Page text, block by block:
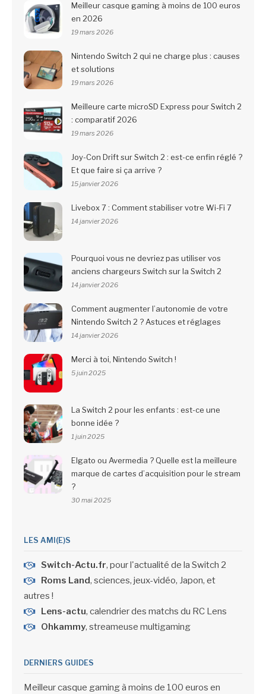
Meilleur casque gaming à moins de 100 euros
en 2026
19 mars 2026
Nintendo Switch 2 qui ne charge plus : causes
et solutions
19 mars 2026
Meilleure carte microSD Express pour Switch 2
: comparatif 2026
19 mars 2026
Joy-Con Drift sur Switch 2 : est-ce enfin réglé ?
Et que faire si ça arrive ?
15 janvier 2026
Livebox 7 : Comment stabiliser votre Wi-Fi 7
14 janvier 2026
Pourquoi vous ne devriez pas utiliser vos
anciens chargeurs Switch sur la Switch 2
14 janvier 2026
Comment augmenter l’autonomie de votre
Nintendo Switch 2 ? Astuces et réglages
14 janvier 2026
Merci à toi, Nintendo Switch !
5 juin 2025
La Switch 2 pour les enfants : est-ce une
bonne idée ?
1 juin 2025
Elgato ou Avermedia ? Quelle est la meilleure
marque de cartes d’acquisition pour le stream
?
30 mai 2025
LES AMI(E)S
Switch-Actu.fr, pour l'actualité de la Switch 2
Roms Land, sciences, jeux-vidéo, Japon, et
autres !
Lens-actu, calendrier des matchs du RC Lens
Ohkammy, streameuse multigaming
DERNIERS GUIDES
Meilleur casque gaming à moins de 100 euros en